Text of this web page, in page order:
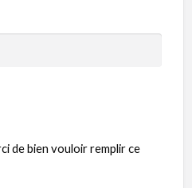
de bien vouloir remplir ce